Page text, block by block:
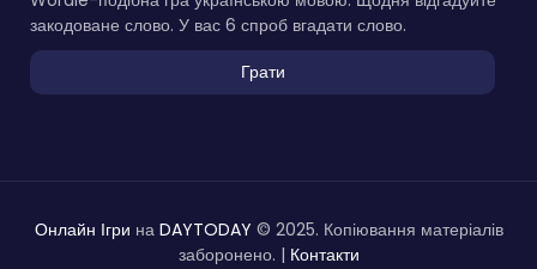
закодоване слово. У вас 6 спроб вгадати слово.
Грати
Онлайн Ігри на DAYTODAY © 2025. Копіювання матеріалів
заборонено. | Контакти